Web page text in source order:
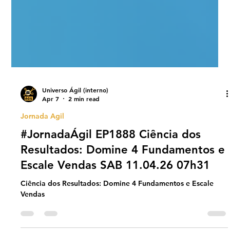
Universo Ágil (interno)
2 min read
Jornada Agil
#JornadaÁgil EP1888 Ciência dos
Resultados: Domine 4 Fundamentos e
Escale Vendas SAB 11.04.26 07h31
Ciência dos Resultados: Domine 4 Fundamentos e Escale